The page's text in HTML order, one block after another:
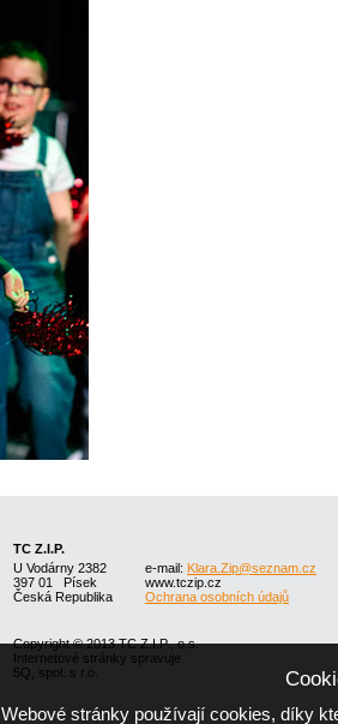
TC Z.I.P.
U Vodárny 2382
397 01 Písek
Česká Republika
e-mail: Klara.Zip@seznam.cz
www.tczip.cz
Ochrana osobních údajů
Copyright © 2013 TC Z.I.P., o.s.
Internetové stránky spravuje
5Q, spol. s r.o.
Webové stránky používají cookies, díky